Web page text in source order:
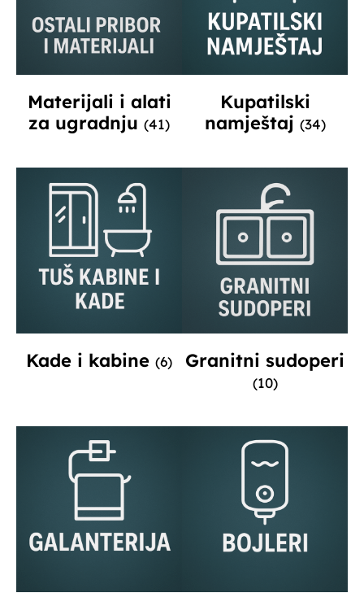
Materijali i alati
za ugradnju (41)
Kupatilski
namještaj (34)
Kade i kabine (6) Granitni sudoperi
(10)